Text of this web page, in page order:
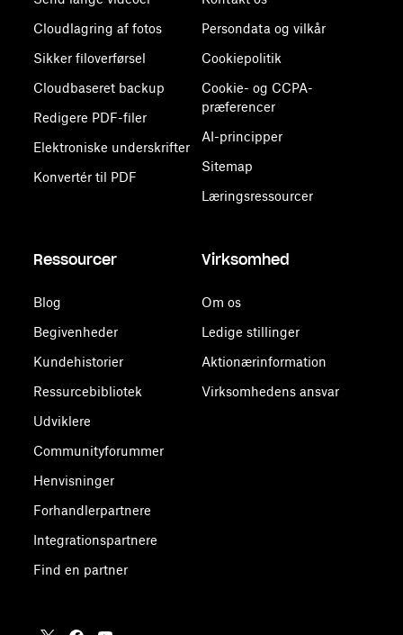
Cloudlagring af fotos
Sikker filoverførsel
Cloudbaseret backup
Redigere PDF-filer
Elektroniske underskrifter
Konvertér til PDF
Persondata og vilkår
Cookiepolitik
Cookie- og CCPA-
præferencer
AI-principper
Sitemap
Læringsressourcer
Ressourcer
Blog
Begivenheder
Kundehistorier
Ressurcebibliotek
Udviklere
Communityforummer
Henvisninger
Forhandlerpartnere
Integrationspartnere
Find en partner
Virksomhed
Om os
Ledige stillinger
Aktionærinformation
Virksomhedens ansvar